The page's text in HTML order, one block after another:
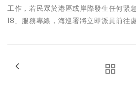
工作，若民眾於港區或岸際發生任何緊
18」服務專線，海巡署將立即派員前往處